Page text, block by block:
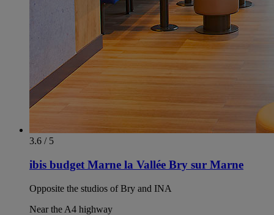
3.6 / 5
ibis budget Marne la Vallée Bry sur Marne
Opposite the studios of Bry and INA
Near the A4 highway